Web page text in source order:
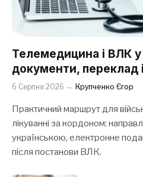
Телемедицина і ВЛК у
документи, переклад
6 Серпня 2026 Крупченко Єгор
Практичний маршрут для
лікуванні за кордоном:
українською, електронне
після постанови ВЛК.